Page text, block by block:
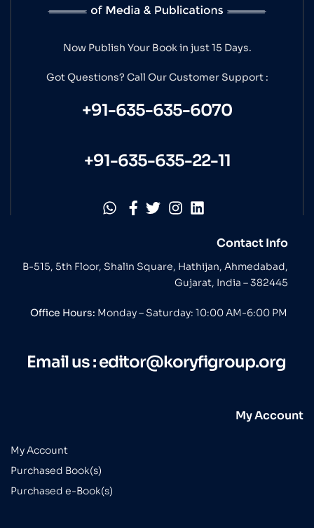
Now Publish Your Book in just 15 Days.
Got Questions? Call OurCustomer Support :
+91-635-635-6070
+91-635-635-22-11
Contact Info
B-515, 5th Floor, Shalin Square, Hathijan, Ahmedabad,
Gujarat, India – 382445
Office Hours: Monday – Saturday: 10:00 AM-6:00 PM
Email us :editor@koryfigroup.org
My Account
My Account
Purchased Book(s)
Purchased e-Book(s)